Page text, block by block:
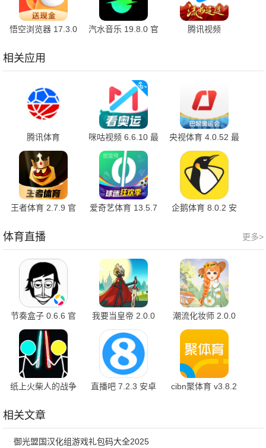
悟空浏览器 17.3.0
汽水音乐 19.8.0 官
腾讯视频
相关应用
腾讯体育
8.0.05.1854 官方
版
咪咕视频 6.6.10 最
新版
央视体育 4.0.52 最
新版
王者体育 2.7.9 官
爱奇艺体育 13.5.7
企鹅体育 8.0.2 安
更多>
体育直播
节奏盒子 0.6.6 官
方版
我要当皇帝 2.0.0
最新版
潮流化妆师 2.0.0
最新版
纸上火柴人的战争
直播吧 7.2.3 安卓
cibn聚体育 v3.8.2
相关文章
御光盟国汉化组游戏礼包码大全2025